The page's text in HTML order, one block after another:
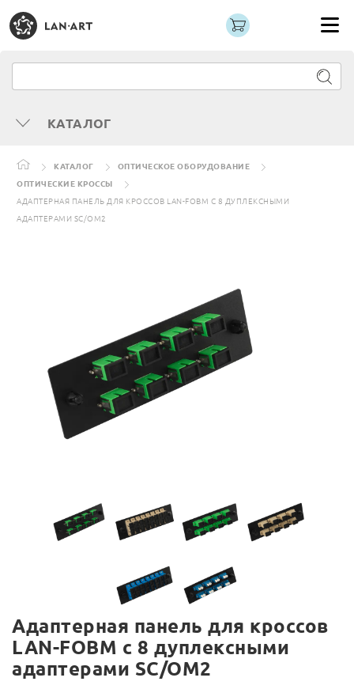
КАТАЛОГ
КАТАЛОГ
ОПТИЧЕСКОЕ ОБОРУДОВАНИЕ
ОПТИЧЕСКИЕ КРОССЫ
АДАПТЕРНАЯ ПАНЕЛЬ ДЛЯ КРОССОВ LAN-FOBM С 8 ДУПЛЕКСНЫМИ
АДАПТЕРАМИ SC/OM2
Адаптерная панель для кроссов
LAN-FOBM с 8 дуплексными
адаптерами SC/OM2